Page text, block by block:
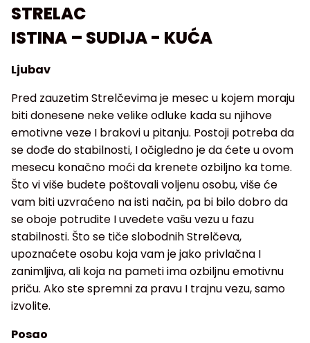
STRELAC
ISTINA – SUDIJA - KUĆA
Ljubav
Pred zauzetim Strelčevima je mesec u kojem moraju
biti donesene neke velike odluke kada su njihove
emotivne veze I brakovi u pitanju. Postoji potreba da
se dođe do stabilnosti, I očigledno je da ćete u ovom
mesecu konačno moći da krenete ozbiljno ka tome.
Što vi više budete poštovali voljenu osobu, više će
vam biti uzvraćeno na isti način, pa bi bilo dobro da
se oboje potrudite I uvedete vašu vezu u fazu
stabilnosti. Što se tiče slobodnih Strelčeva,
upoznaćete osobu koja vam je jako privlačna I
zanimljiva, ali koja na pameti ima ozbiljnu emotivnu
priču. Ako ste spremni za pravu I trajnu vezu, samo
izvolite.
Posao